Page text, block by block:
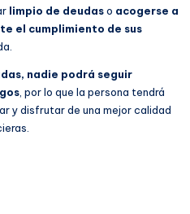
limpio de deudaso acogerse a
el cumplimiento de sus
nadie podrá seguir
, por lo que la persona tendrá
y disfrutar de una mejor calidad